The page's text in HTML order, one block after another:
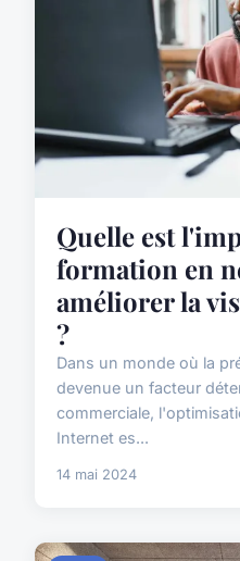
Quelle est
formation en
améliorer la
?
Dans un monde où la
devenue un facteur
commerciale,
Internet es...
14 mai 2024